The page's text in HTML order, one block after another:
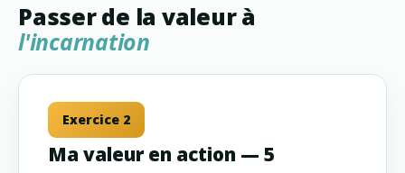
Passer de la valeur à
l'incarnation
Exercice 2
Ma valeur en action — 5